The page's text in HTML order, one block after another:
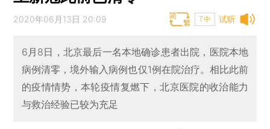
试听
2020年06月13日 20:09 T中
6月8日，北京最后一名本地确诊患者出院，医院本地
病例清零，境外输入病例也仅1例在院治疗。相比此前
的疫情情势，本轮疫情复燃下，北京医院的收治能力
与救治经验已较为充足